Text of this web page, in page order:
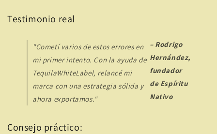
Testimonio real
"Cometí varios de estos errores en
mi primer intento. Con la ayuda de
TequilaWhiteLabel, relancé mi
marca con una estrategia sólida y
ahora exportamos."
– Rodrigo
Hernández,
fundador
de Espíritu
Nativo
Consejo práctico: